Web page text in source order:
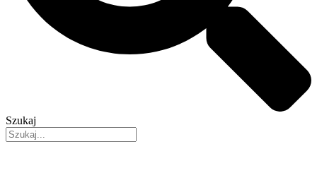
Szukaj